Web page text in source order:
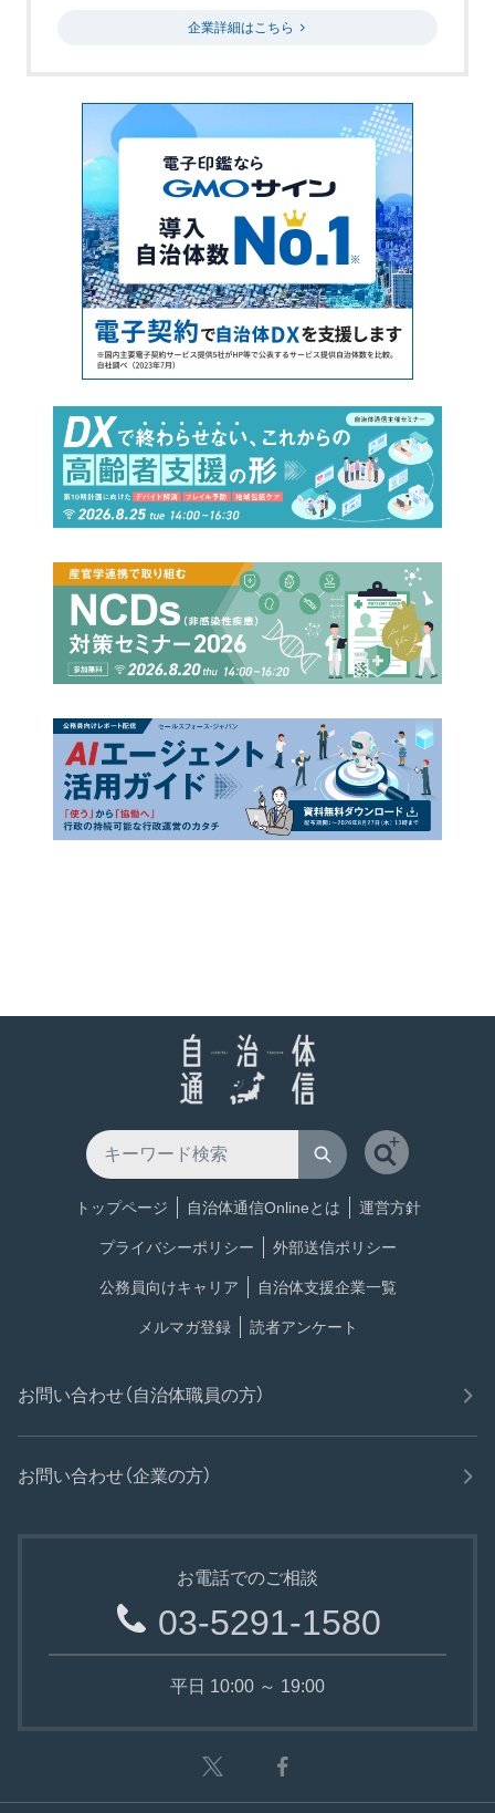
企業詳細はこちら
トップページ 自治体通信Onlineとは 運営方針
プライバシーポリシー 外部送信ポリシー
公務員向けキャリア 自治体支援企業一覧
メルマガ登録 読者アンケート
お問い合わせ（自治体職員の方）
お問い合わせ（企業の方）
お電話でのご相談
03-5291-1580
平日 10:00 ～ 19:00